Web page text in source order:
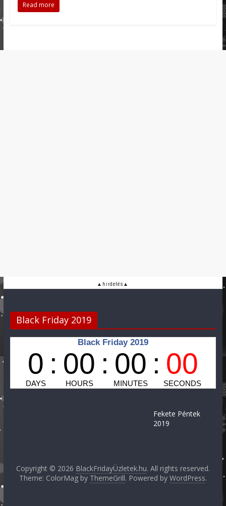
Read more
Black Friday 2019
Fekete Péntek
2019
Copyright © 2026 BlackFridayÜzletek.hu. All rights reserved.
Theme: ColorMag by ThemeGrill. Powered by WordPress.